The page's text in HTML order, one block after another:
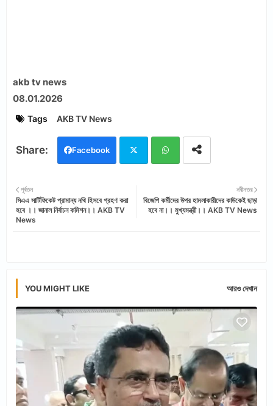
akb tv news
08.01.2026
Tags AKB TV News
Facebook
tter ats
নবীনতর
বিজেপি কর্মীদের উপর হামলাকারীদের কাউকেই ছাড়া
হবে না।। মুখ্যমন্ত্রী।। AKB TV News
পূর্বতন
সিএএ সার্টিফিকেট প্রামান্য নথি হিসবে গ্রহণ করা
হবে ।। জানাল নির্বাচন কমিশন।। AKB TV
News
YOU MIGHT LIKE আরও দেখান